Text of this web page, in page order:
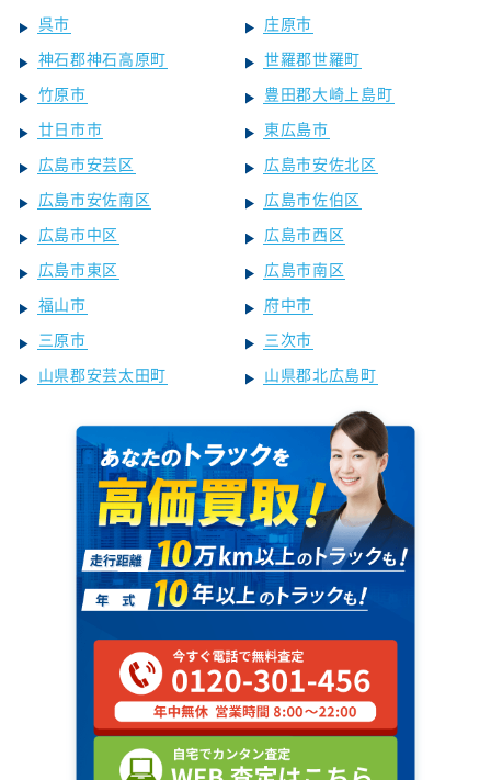
呉市
庄原市
神石郡神石高原町
世羅郡世羅町
竹原市
豊田郡大崎上島町
廿日市市
東広島市
広島市安芸区
広島市安佐北区
広島市安佐南区
広島市佐伯区
広島市中区
広島市西区
広島市東区
広島市南区
福山市
府中市
三原市
三次市
山県郡安芸太田町
山県郡北広島町